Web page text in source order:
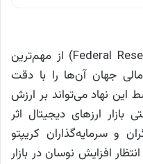
تصمیمات فدرال رزرو آمریکا (Federal Reserve) از مهم‌ترین
جهان آن‌ها را با دقت
این نهاد می‌تواند بر ارزش
بازار ارزهای دیجیتال اثر
و سرمایه‌گذاران کریپتو
افزایش نوسان در بازار